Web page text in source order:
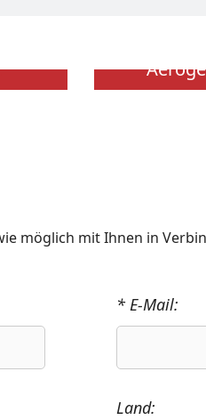
möglich mit Ihnen in
* E-Mail:
Land: